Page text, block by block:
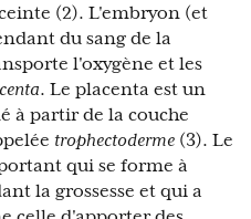
(2). L'embryon (et
du sang de la
l'oxygène et les
. Le placenta est un
à partir de la couche
trophectoderme (3). Le
qui se forme à
la grossesse et qui a